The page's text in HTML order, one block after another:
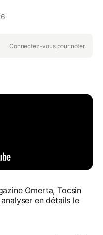
Connectez-vous pour noter
Omerta, Tocsin
en détails le